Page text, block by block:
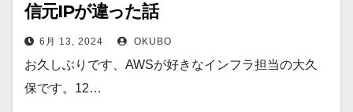
信元IPが違った話
6月 13, 2024 OKUBO
お久しぶりです、AWSが好きなインフラ担当の大久
保です。12…